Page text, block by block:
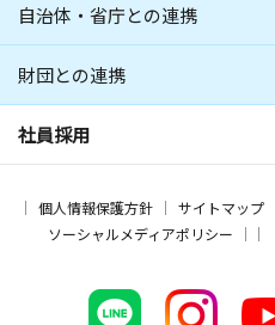
自治体・省庁との連携
財団との連携
社員採用
個人情報保護方針 サイトマップ
ソーシャルメディアポリシー